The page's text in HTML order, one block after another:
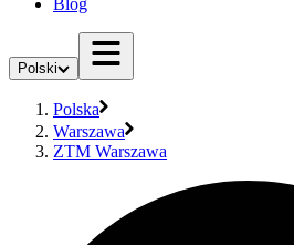
Blog
Polski
Polska
Warszawa
ZTM Warszawa